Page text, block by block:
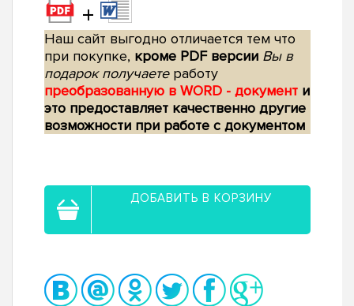
+
Наш сайт выгодно отличается тем что
при покупке, кроме PDF версии Вы в
подарок получаетеработу
преобразованную в WORD - документ и
это предоставляет качественно другие
возможности при работе с документом
ДОБАВИТЬ В КОРЗИНУ